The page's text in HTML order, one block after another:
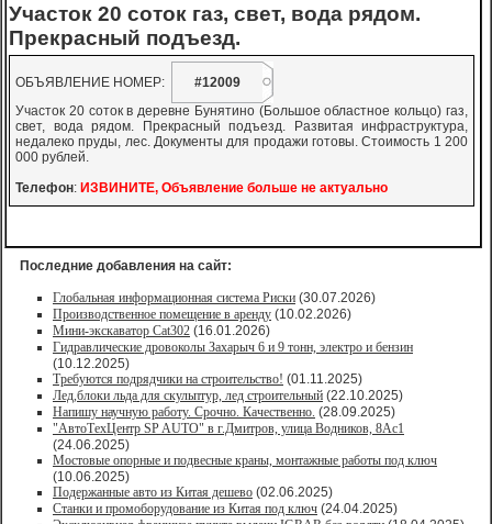
Участок 20 соток газ, свет, вода рядом.
Прекрасный подъезд.
ОБЪЯВЛЕНИЕ НОМЕР:
#12009
Участок 20 соток в деревне Бунятино (Большое областное кольцо) газ,
свет, вода рядом. Прекрасный подъезд. Развитая инфраструктура,
недалеко пруды, лес. Документы для продажи готовы. Стоимость 1 200
000 рублей.
Телефон: ИЗВИНИТЕ, Объявление больше не актуально
Последние добавления на сайт:
Глобальная информационная система Риски (30.07.2026)
Производственное помещение в аренду (10.02.2026)
Мини-экскаватор Cat302 (16.01.2026)
Гидравлические дровоколы Захарыч 6 и 9 тонн, электро и бензин
(10.12.2025)
Требуются подрядчики на строительство! (01.11.2025)
Лед,блоки льда для скульптур, лед строительный (22.10.2025)
Напишу научную работу. Срочно. Качественно. (28.09.2025)
"АвтоТехЦентр SP AUTO" в г.Дмитров, улица Водников, 8Ас1
(24.06.2025)
Мостовые опорные и подвесные краны, монтажные работы под ключ
(10.06.2025)
Подержанные авто из Китая дешево (02.06.2025)
Станки и промоборудование из Китая под ключ (24.04.2025)